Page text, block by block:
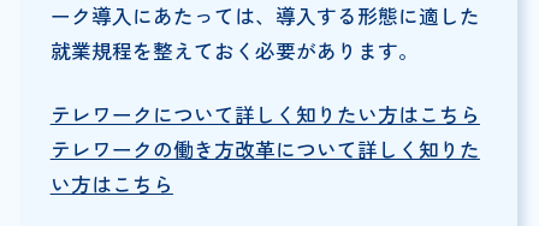
ーク導入にあたっては、導入する形態に適した
就業規程を整えておく必要があります。
テレワークについて詳しく知りたい方はこちら
テレワークの働き方改革について詳しく知りた
い方はこちら